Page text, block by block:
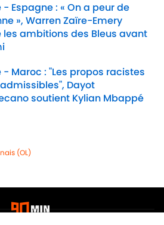
- Espagne : « On a peur de
», Warren Zaïre-Emery
les ambitions des Bleus avant
by on Invalid Date
- Maroc : "Les propos racistes
Dayot
soutient Kylian Mbappé
by on Invalid Date
(OL)